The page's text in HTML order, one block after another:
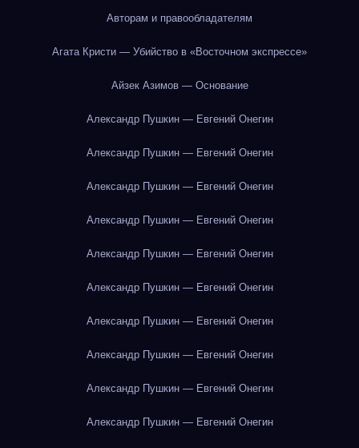
Авторам и правообладателям
Агата Кристи — Убийство в «Восточном экспрессе»
Айзек Азимов — Основание
Александр Пушкин — Евгений Онегин
Александр Пушкин — Евгений Онегин
Александр Пушкин — Евгений Онегин
Александр Пушкин — Евгений Онегин
Александр Пушкин — Евгений Онегин
Александр Пушкин — Евгений Онегин
Александр Пушкин — Евгений Онегин
Александр Пушкин — Евгений Онегин
Александр Пушкин — Евгений Онегин
Александр Пушкин — Евгений Онегин